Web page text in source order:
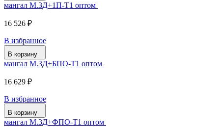
мангал М.3Д+1П-Т1 оптом
16 526 ₽
В избранное
В корзину
мангал М.3Д+БПО-Т1 оптом
16 629 ₽
В избранное
В корзину
мангал М.3Д+ФПО-Т1 оптом